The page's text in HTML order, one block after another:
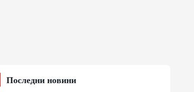
Последни новини